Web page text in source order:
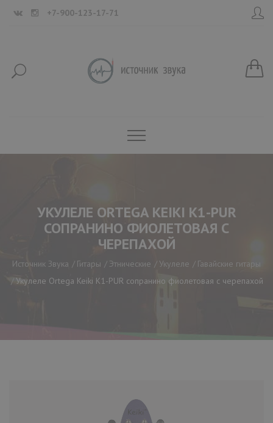
+7-900-123-17-71
УКУЛЕЛЕ ORTEGA KEIKI K1-PUR
СОПРАНИНО ФИОЛЕТОВАЯ С
ЧЕРЕПАХОЙ
Источник Звука Гитары Этнические Укулеле
Гавайские гитары
Укулеле Ortega Keiki K1-PUR сопранино фиолетовая с черепахой